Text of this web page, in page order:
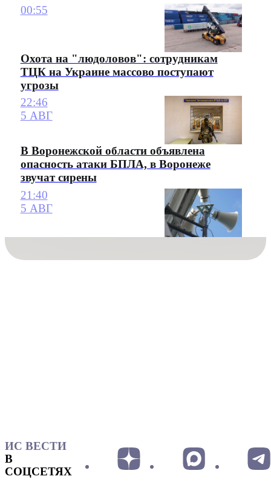
00:55
Охота на "людоловов": сотрудникам
ТЦК на Украине массово поступают
угрозы
22:46
5 АВГ
В Воронежской области объявлена
опасность атаки БПЛА, в Воронеже
звучат сирены
21:40
5 АВГ
ИС ВЕСТИ
В
СОЦСЕТЯХ